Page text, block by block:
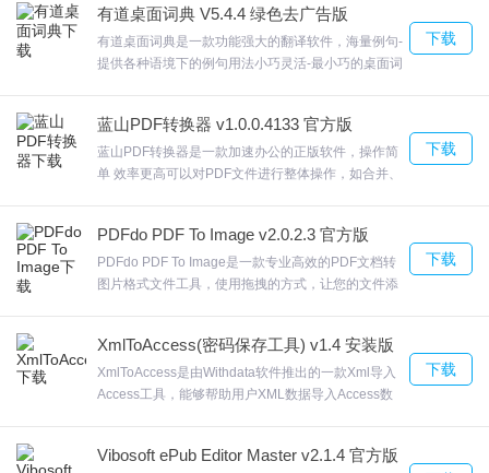
词。它可以使用在任何文本编辑器中，显示出与拼写相似的单词列
表，同时还可自动识别大小写。用户可迅速找到需要输入的单词。
2.更聪明的中日英快速翻译家；,全新AI翻译引擎，字库全面扩充，
翻译品质整体提升；网页翻译快速、简单、准确(增强)；英文简历/
转码样样行；多达80个专业词库，专业翻译更准确。全新AI翻译引
擎，字库全面扩充，翻译品质整体提升(新)采用已有14 年历史、历
经 8 次升级的最新AI人工智能翻译引擎，支持最多的档案格式，包
式文件。直接翻译整篇文章，搭配超强的多视窗整合式翻译平台，
是您翻译英文/日文网页、Office文件的第一选择。字库文法全面扩
3.全新AI翻译引擎，字库全面更新
Converter采用向导模式，只需根据向导一步一步操
作。欢迎来合众软件园下载体验。
有道桌面词典 V5.4.4 绿色去广告版
有道桌面词典是一款功能强大的翻译软件，海量例句-
提供各种语境下的例句用法小巧灵活-最小巧的桌面词
合众软件园下载体验。
下载
蓝山PDF转换器 v1.0.0.4133 官方版
蓝山PDF转换器是一款加速办公的正版软件，操作简
单 效率更高可以对PDF文件进行整体操作，如合并、
释、加入新图文、音乐等蓝山PDF转换器请到华军软
件园！欢迎来合众软件园下载体验。
下载
PDFdo PDF To Image v2.0.2.3 官方版
PDFdo PDF To Image是一款专业高效的PDF文档转
图片格式文件工具，使用拖拽的方式，让您的文件添
欢迎来合众软件园下载体验。
下载
XmlToAccess(密码保存工具) v1.4 安装版
XmlToAccess是由Withdata软件推出的一款Xml导入
Access工具，能够帮助用户XML数据导入Access数
置并重复运行，命令行，计划任务。XmlToAccess让
下载
Vibosoft ePub Editor Master v2.1.4 官方版